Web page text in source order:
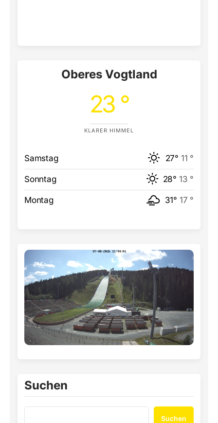
Oberes Vogtland
23 °
KLARER HIMMEL
Samstag 27° 11 °
Sonntag 28° 13 °
Montag 31° 17 °
Suchen
Suchen